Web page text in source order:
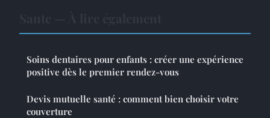
Soins dentaires pour enfants : créer une expérience
positive dès le premier rendez-vous
Devis mutuelle santé : comment bien choisir votre
couverture